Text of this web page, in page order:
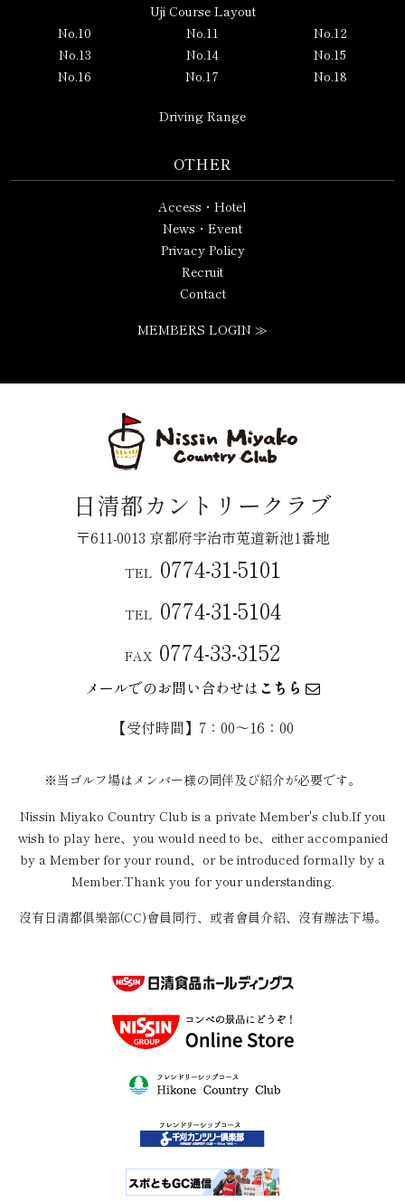
Uji Course Layout
No.10
No.11
No.12
No.13
No.14
No.15
No.16
No.17 No.18
Driving Range
OTHER
Access・Hotel
News・Event
Privacy Policy
Recruit
Contact
MEMBERS LOGIN ≫
日清都カントリークラブ
〒611-0013 京都府宇治市莵道新池1番地
TEL 0774-31-5101
TEL 0774-31-5104
FAX 0774-33-3152
メールでのお問い合わせは こちら
【受付時間】7：00〜16：00
※当ゴルフ場はメンバー様の同伴及び紹介が必要です。
Nissin Miyako Country Club is a private Member's club.If you
wish to play here、you would need to be、either accompanied
by a Member for your round、or be introduced formally by a
Member.Thank you for your understanding.
沒有日清都俱樂部(CC)會員同行、或者會員介紹、沒有辦法下場。